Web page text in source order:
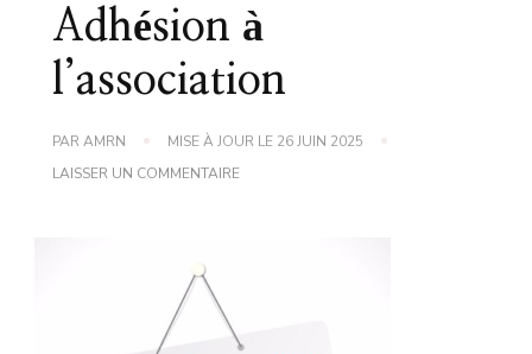
Adhésion à
l’association
PARAMRN MISE À JOUR LE 26 JUIN 2025
LAISSER UN COMMENTAIRESUR